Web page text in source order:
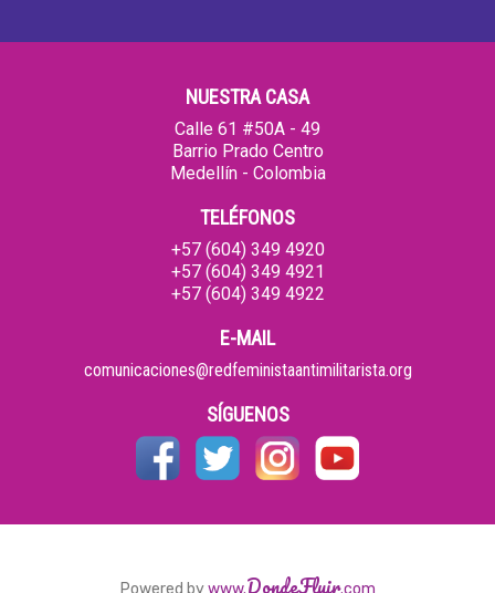
NUESTRA CASA
Calle 61 #50A - 49
Barrio Prado Centro
Medellín - Colombia
TELÉFONOS
+57 (604) 349 4920
+57 (604) 349 4921
+57 (604) 349 4922
E-MAIL
comunicaciones@redfeministaantimilitarista.org
SÍGUENOS
Powered bywww.DondeFluir.com